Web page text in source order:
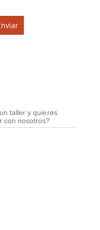
taller y quieres
con nosotros?